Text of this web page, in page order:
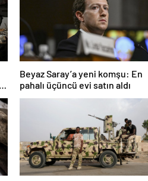
Beyaz Saray’a yeni komşu: En
pahalı üçüncü evi satın aldı